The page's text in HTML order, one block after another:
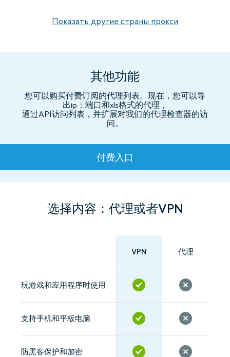
Показать другие страны прокси
其他功能
您可以购买付费订阅的代理列表。现在，您可以导
出ip：端口和xls格式的代理，
通过API访问列表，并扩展对我们的代理检查器的访
问。
资费
选择内容：代理或者VPN
VPN 代理
玩游戏和应用程序时使用
支持手机和平板电脑
防黑客保护和加密
付费入口